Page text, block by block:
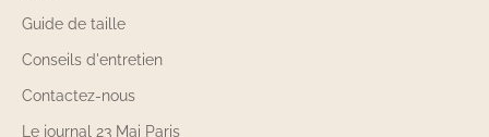
Guide de taille
Conseils d'entretien
Contactez-nous
Le journal 23 Mai Paris